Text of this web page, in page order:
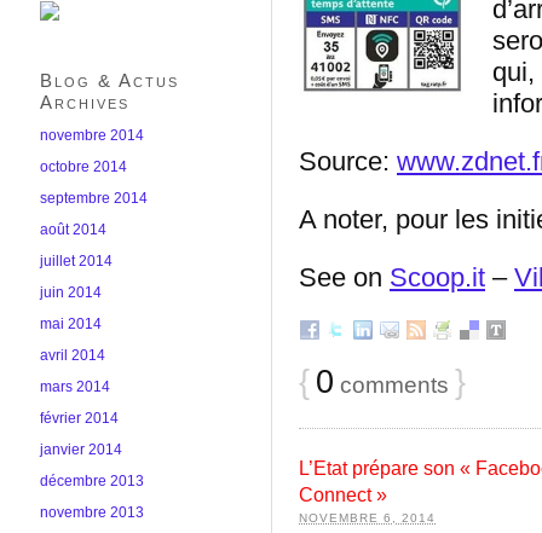
qui,
Source:
A noter, pour les
See on Scoop.it –
{ 0 comments }
L’Etat prépare son «
Connect »
NOVEMBRE 6, 2014
Blog & Actus
Archives
novembre 2014
octobre 2014
septembre 2014
août 2014
juillet 2014
juin 2014
mai 2014
avril 2014
mars 2014
février 2014
janvier 2014
décembre 2013
novembre 2013